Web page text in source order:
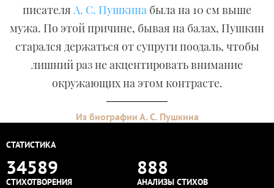
писателя А. С. Пушкина была на 10 см выше
мужа. По этой причине, бывая на балах, Пушкин
старался держаться от супруги поодаль, чтобы
лишний раз не акцентировать внимание
окружающих на этом контрасте.
Из биографии А. С. Пушкина
СТАТИСТИКА
34589
СТИХОТВОРЕНИЯ
888
АНАЛИЗЫ СТИХОВ